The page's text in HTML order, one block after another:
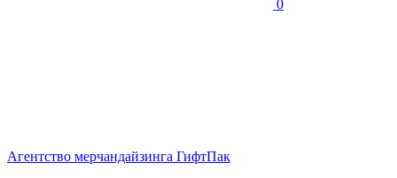
0
Агентство мерчандайзинга ГифтПак